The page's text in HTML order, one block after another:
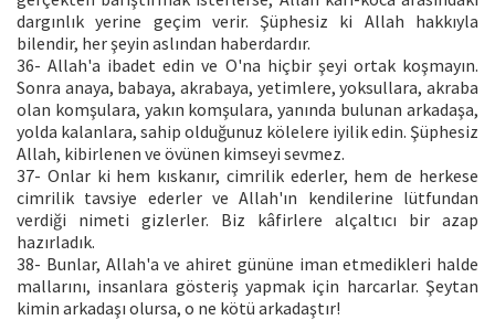
dargınlık yerine geçim verir. Şüphesiz ki Allah hakkıyla
bilendir, her şeyin aslından haberdardır.
36- Allah'a ibadet edin ve O'na hiçbir şeyi ortak koşmayın.
Sonra anaya, babaya, akrabaya, yetimlere, yoksullara, akraba
olan komşulara, yakın komşulara, yanında bulunan arkadaşa,
yolda kalanlara, sahip olduğunuz kölelere iyilik edin. Şüphesiz
Allah, kibirlenen ve övünen kimseyi sevmez.
37- Onlar ki hem kıskanır, cimrilik ederler, hem de herkese
cimrilik tavsiye ederler ve Allah'ın kendilerine lütfundan
verdiği nimeti gizlerler. Biz kâfirlere alçaltıcı bir azap
hazırladık.
38- Bunlar, Allah'a ve ahiret gününe iman etmedikleri halde
mallarını, insanlara gösteriş yapmak için harcarlar. Şeytan
kimin arkadaşı olursa, o ne kötü arkadaştır!